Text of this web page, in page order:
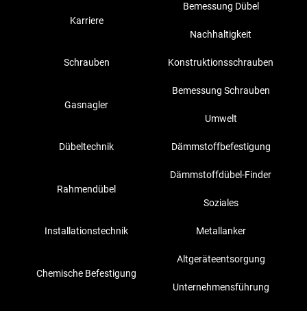
Karriere
Bemessung Dübel
Nachhaltigkeit
Schrauben Konstruktionsschrauben
Gasnagler
Bemessung Schrauben
Umwelt
Dübeltechnik Dämmstoffbefestigung
Rahmendübel
Dämmstoffdübel-Finder
Soziales
Installationstechnik Metallanker
Chemische Befestigung
Altgeräteentsorgung
Unternehmensführung